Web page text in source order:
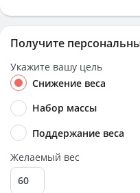
Получите
Укажите вашу цель
Снижение веса
Набор массы
Поддержание веса
Желаемый вес